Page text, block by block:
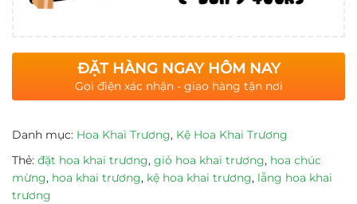
ĐẶT HÀNG NGAY HÔM NAY
Gọi điện xác nhận - giao hàng tận nơi
Danh mục: Hoa Khai Trương, Kệ Hoa Khai Trương
Thẻ: đặt hoa khai trương, giỏ hoa khai trương, hoa chúc
mừng, hoa khai trương, kệ hoa khai trương, lẵng hoa khai
trương